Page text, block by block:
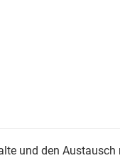
und den